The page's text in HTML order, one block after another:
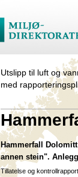
Utslipp til luft og
med
Hammerfall
annen stein".
Tillatelse og